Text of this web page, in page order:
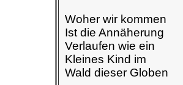
Woher wir kommen
Ist die Annäherung
Verlaufen wie ein
Kleines Kind im
Wald dieser Globen